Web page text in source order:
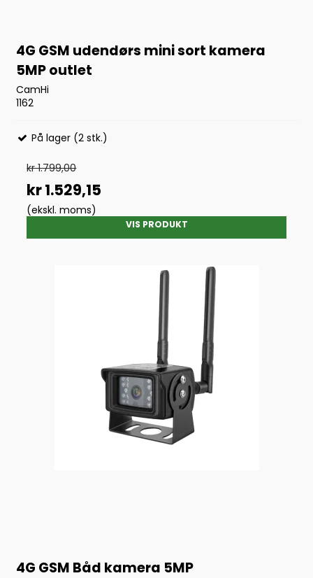
4G GSM udendørs mini sort kamera
5MP outlet
CamHi
1162
På lager (2 stk.)
kr 1.799,00
kr 1.529,15
(ekskl. moms)
VIS PRODUKT
4G GSM Båd kamera 5MP